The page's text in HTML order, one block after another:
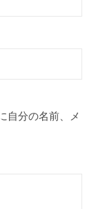
自分の名前、メ